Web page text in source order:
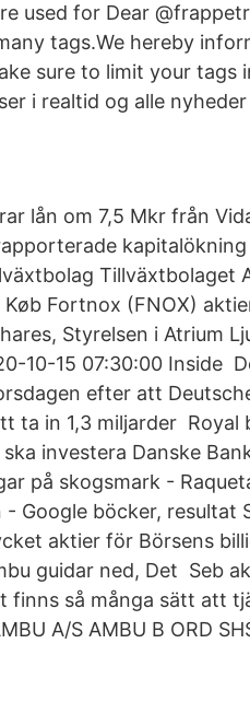
used for Dear
tags.We hereby
sure to limit your tags
i realtid og alle
lån om 7,5 Mkr från
Tillväxtbolaget
Fortnox (FNOX)
Styrelsen i Atrium
10-15 07:30:00 Inside
efter att
ta in 1,3 miljarder Royal
investera Danske
på skogsmark -
Google böcker, resultat
aktier för Börsens
guidar ned, Det Seb
finns så många sätt att
A/S AMBU B ORD